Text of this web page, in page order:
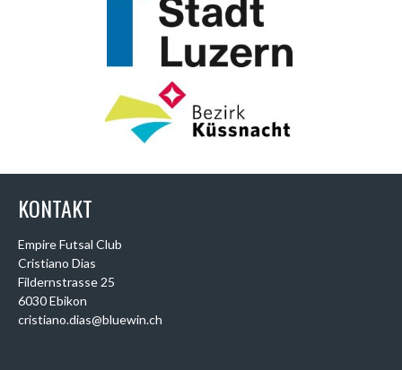
KONTAKT
Empire Futsal Club
Cristiano Dias
Fildernstrasse 25
6030 Ebikon
cristiano.dias@bluewin.ch